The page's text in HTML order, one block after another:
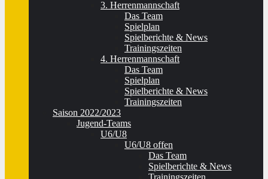
3. Herrenmannschaft
Das Team
Spielplan
Spielberichte & News
Trainingszeiten
4. Herrenmannschaft
Das Team
Spielplan
Spielberichte & News
Trainingszeiten
Saison 2022/2023
Jugend-Teams
U6/U8
U6/U8 offen
Das Team
Spielberichte & News
Trainingszeiten